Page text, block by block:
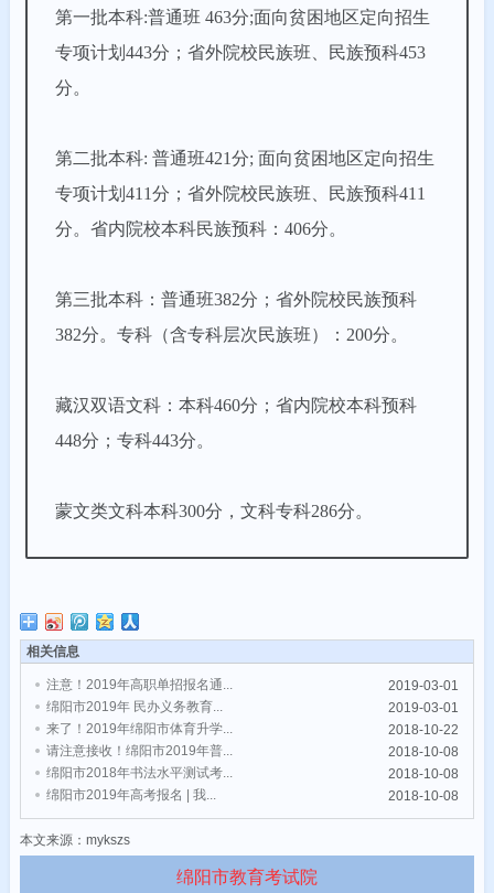
第一批本科:普通班 463分;面向贫困地区定向招生
专项计划443分；省外院校民族班、民族预科453
分。
第二批本科: 普通班421分; 面向贫困地区定向招生
专项计划411分；省外院校民族班、民族预科411
分。省内院校本科民族预科：406分。
第三批本科：普通班382分；省外院校民族预科
382分。专科（含专科层次民族班）：200分。
藏汉双语文科：本科460分；省内院校本科预科
448分；专科443分。
蒙文类文科本科300分，文科专科286分。
相关信息
注意！2019年高职单招报名通...
2019-03-01
绵阳市2019年 民办义务教育...
2019-03-01
来了！2019年绵阳市体育升学...
2018-10-22
请注意接收！绵阳市2019年普...
2018-10-08
绵阳市2018年书法水平测试考...
2018-10-08
绵阳市2019年高考报名 | 我...
2018-10-08
本文来源：mykszs
绵阳市教育考试院